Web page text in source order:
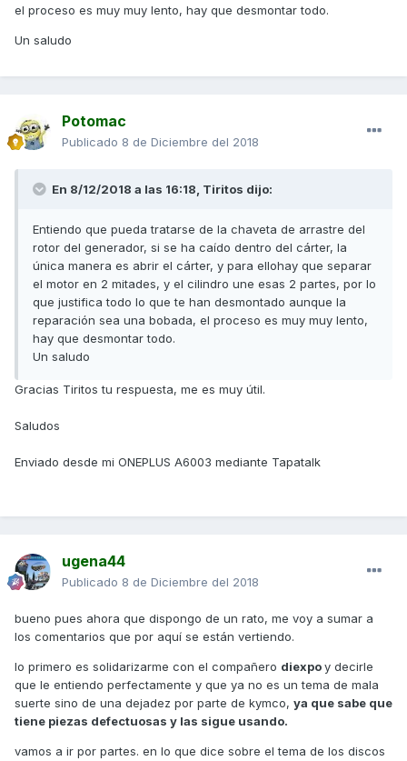
el proceso es muy muy lento, hay que desmontar todo.
Un saludo
Potomac
Publicado 8 de Diciembre del 2018
En 8/12/2018 a las 16:18, Tiritos dijo:
Entiendo que pueda tratarse de la chaveta de arrastre del
rotor del generador, si se ha caído dentro del cárter, la
única manera es abrir el cárter, y para ellohay que separar
el motor en 2 mitades, y el cilindro une esas 2 partes, por lo
que justifica todo lo que te han desmontado aunque la
reparación sea una bobada, el proceso es muy muy lento,
hay que desmontar todo.
Un saludo
Gracias Tiritos tu respuesta, me es muy útil.
Saludos
Enviado desde mi ONEPLUS A6003 mediante Tapatalk
ugena44
Publicado 8 de Diciembre del 2018
bueno pues ahora que dispongo de un rato, me voy a sumar a
los comentarios que por aquí se están vertiendo.
lo primero es solidarizarme con el compañero diexpoy decirle
que le entiendo perfectamente y que ya no es un tema de mala
suerte sino de una dejadez por parte de kymco, ya que sabe que
tiene piezas defectuosas y las sigue usando.
vamos a ir por partes. en lo que dice sobre el tema de los discos